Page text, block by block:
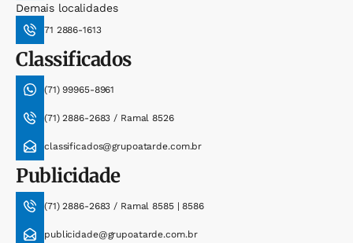
Demais localidades
71 2886-1613
Classificados
(71) 99965-8961
(71) 2886-2683 / Ramal 8526
classificados@grupoatarde.com.br
Publicidade
(71) 2886-2683 / Ramal 8585 | 8586
publicidade@grupoatarde.com.br